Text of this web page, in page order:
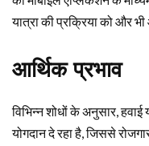
यात्रा की प्रक्रिया को और
आर्थिक प्रभाव
विभिन्न शोधों के अनुसार, हवाई
योगदान दे रहा है, जिससे